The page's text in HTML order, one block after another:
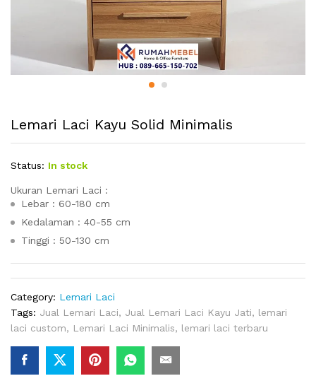
Lemari Laci Kayu Solid Minimalis
Status: In stock
Ukuran Lemari Laci :
Lebar : 60-180 cm
Kedalaman : 40-55 cm
Tinggi : 50-130 cm
Category: Lemari Laci
Tags: Jual Lemari Laci, Jual Lemari Laci Kayu Jati, lemari
laci custom, Lemari Laci Minimalis, lemari laci terbaru